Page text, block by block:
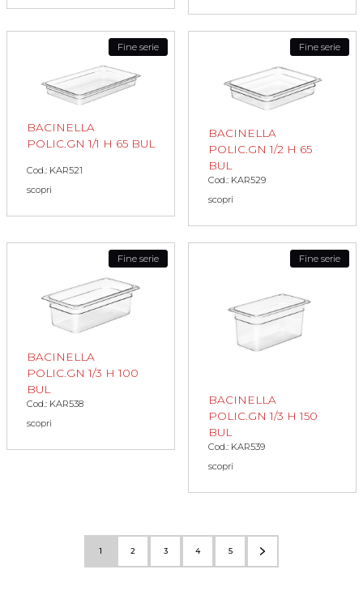
Fine serie
BACINELLA
POLIC.GN 1/1 H 65 BUL
Cod.: KAR521
scopri
Fine serie
BACINELLA
POLIC.GN 1/2 H 65
BUL
Cod.: KAR529
scopri
Fine serie
BACINELLA
POLIC.GN 1/3 H 100
BUL
Cod.: KAR538
scopri
Fine serie
BACINELLA
POLIC.GN 1/3 H 150
BUL
Cod.: KAR539
scopri
1 2 3 4 5